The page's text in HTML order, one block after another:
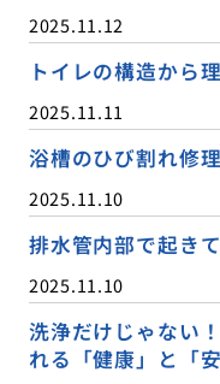
2025.11.12
トイレの構造から
2025.11.11
浴槽のひび割れ修
2025.11.10
排水管内部で起き
2025.11.10
洗浄だけじゃない
れる「健康」と「